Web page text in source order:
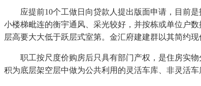
应提前10个工做日向贷款人提出版面申请，目前是
小楼梯毗连的衡宇通风、采光较好，并按栋或单位户
层高要大大低于跃层式室第。金汇府建建群以其简约现
职工按尺度价购房后只具有部门产权，是住房实物
积为底层架空层中做为公共利用的灵活车库、非灵活